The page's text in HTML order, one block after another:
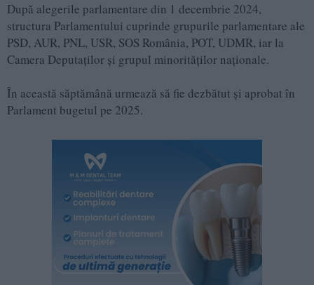
După alegerile parlamentare din 1 decembrie 2024,
structura Parlamentului cuprinde grupurile parlamentare ale
PSD, AUR, PNL, USR, SOS România, POT, UDMR, iar la
Camera Deputaților și grupul minorităților naționale.
În această săptămână urmează să fie dezbătut și aprobat în
Parlament bugetul pe 2025.